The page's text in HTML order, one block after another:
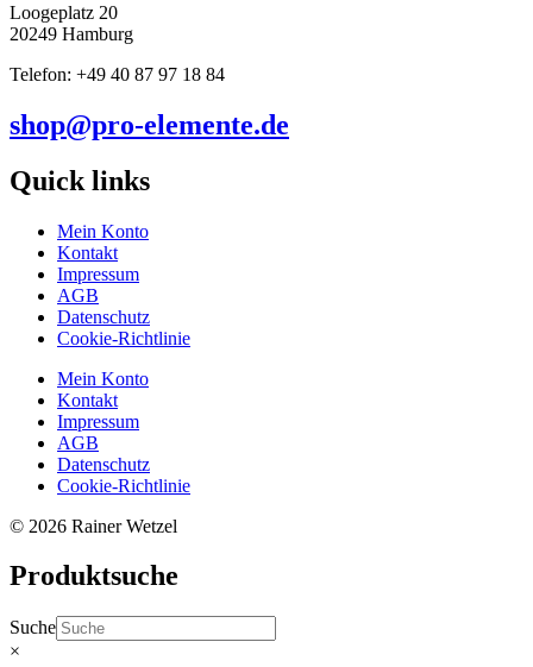
Loogeplatz 20
20249 Hamburg
Telefon: +49 40 87 97 18 84
shop@pro-elemente.de
Quick links
Mein Konto
Kontakt
Impressum
AGB
Datenschutz
Cookie-Richtlinie
Mein Konto
Kontakt
Impressum
AGB
Datenschutz
Cookie-Richtlinie
© 2026 Rainer Wetzel
Produktsuche
Suche
×